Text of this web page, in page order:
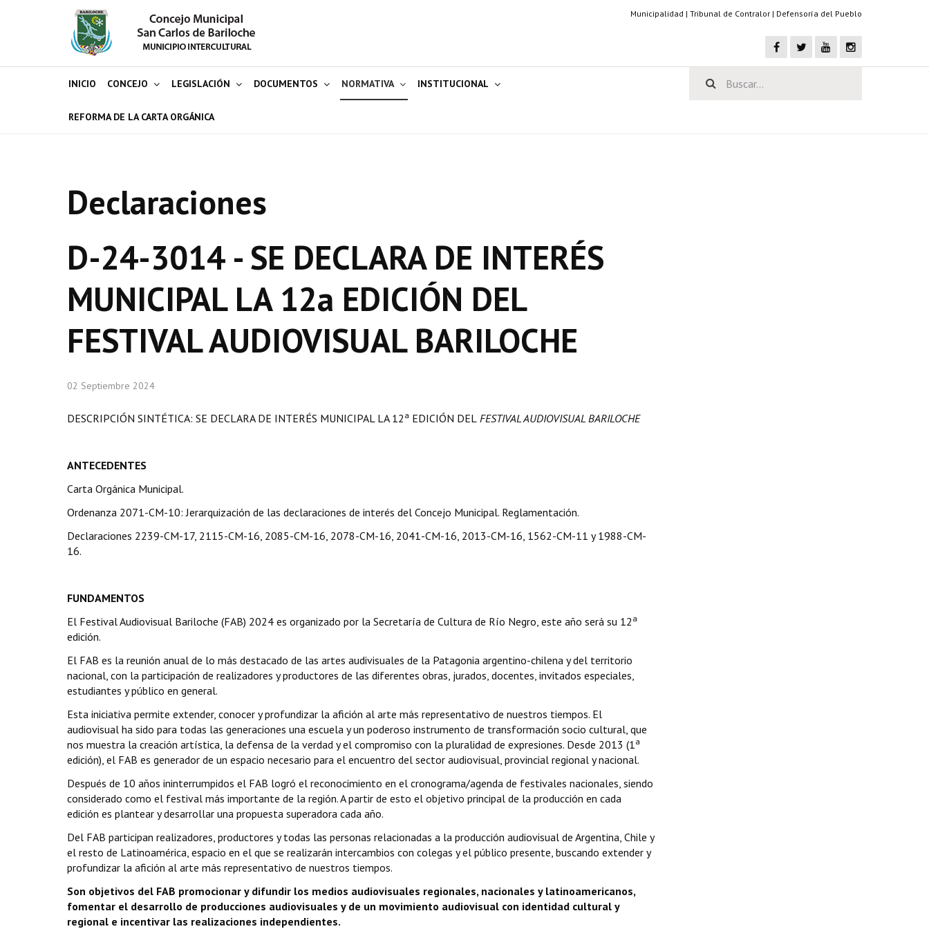
Municipalidad | Tribunal de Contralor | Defensoría del Pueblo
INICIO CONCEJO LEGISLACIÓN DOCUMENTOS NORMATIVA INSTITUCIONAL
REFORMA DE LA CARTA ORGÁNICA
Declaraciones
D-24-3014 - SE DECLARA DE INTERÉS
MUNICIPAL LA 12a EDICIÓN DEL
FESTIVAL AUDIOVISUAL BARILOCHE
02 Septiembre 2024
DESCRIPCIÓN SINTÉTICA: SE DECLARA DE INTERÉS MUNICIPAL LA 12 a EDICIÓN DEL FESTIVAL AUDIOVISUAL BARILOCHE
ANTECEDENTES
Carta Orgánica Municipal.
Ordenanza 2071-CM-10: Jerarquización de las declaraciones de interés del Concejo Municipal. Reglamentación.
Declaraciones 2239-CM-17, 2115-CM-16, 2085-CM-16, 2078-CM-16, 2041-CM-16, 2013-CM-16, 1562-CM-11 y 1988-CM-
16.
FUNDAMENTOS
El Festival Audiovisual Bariloche (FAB) 2024 es organizado por la Secretaría de Cultura de Río Negro, este año será su 12 a
edición.
El FAB es la reunión anual de lo más destacado de las artes audivisuales de la Patagonia argentino-chilena y del territorio
nacional, con la participación de realizadores y productores de las diferentes obras, jurados, docentes, invitados especiales,
estudiantes y público en general.
Esta iniciativa permite extender, conocer y profundizar la afición al arte más representativo de nuestros tiempos. El
audiovisual ha sido para todas las generaciones una escuela y un poderoso instrumento de transformación socio cultural, que
nos muestra la creación artística, la defensa de la verdad y el compromiso con la pluralidad de expresiones. Desde 2013 (1a
edición), el FAB es generador de un espacio necesario para el encuentro del sector audiovisual, provincial regional y nacional.
Después de 10 años ininterrumpidos el FAB logró el reconocimiento en el cronograma/agenda de festivales nacionales, siendo
considerado como el festival más importante de la región. A partir de esto el objetivo principal de la producción en cada
edición es plantear y desarrollar una propuesta superadora cada año.
Del FAB participan realizadores, productores y todas las personas relacionadas a la producción audiovisual de Argentina, Chile y
el resto de Latinoamérica, espacio en el que se realizarán intercambios con colegas y el público presente, buscando extender y
profundizar la afición al arte más representativo de nuestros tiempos.
Son objetivos del FAB promocionar y difundir los medios audiovisuales regionales, nacionales y latinoamericanos,
fomentar el desarrollo de producciones audiovisuales y de un movimiento audiovisual con identidad cultural y
regional e incentivar las realizaciones independientes.